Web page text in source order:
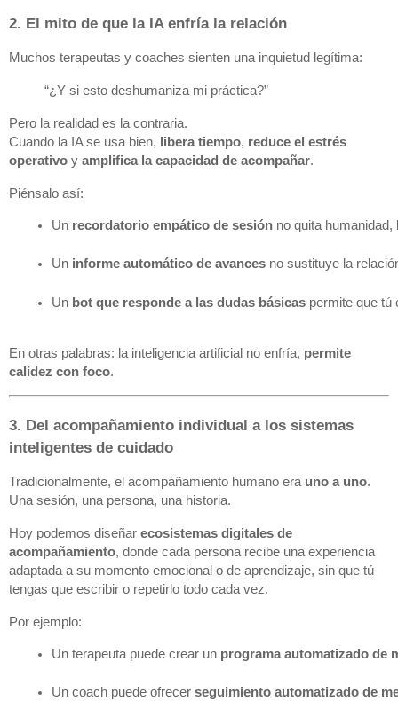
2. El mito de que la IA enfría la relación
Muchos terapeutas y coaches sienten una inquietud legítima:
“¿Y si esto deshumaniza mi práctica?”
Pero la realidad es la contraria.
Cuando la IA se usa bien,
libera tiempo, reduce el estrés
operativo y amplifica la capacidad de acompañar.
Piénsalo así:
Un recordatorio empático de sesión no quita humanidad,
Un informe automático de avances no sustituye la
Un bot que responde a las dudas básicas permite que tú
En otras palabras: la inteligencia artificial no enfría, permite
calidez con foco.
3. Del acompañamiento individual a los sistemas
inteligentes de cuidado
Tradicionalmente, el acompañamiento humano era uno a uno.
Una sesión, una persona, una historia.
Hoy podemos diseñar ecosistemas digitales de
acompañamiento, donde cada persona recibe una experiencia
adaptada a su momento emocional o de aprendizaje, sin que tú
tengas que escribir o repetirlo todo cada vez.
Por ejemplo:
Un terapeuta puede crear un programa automatizado de
Un coach puede ofrecer seguimiento automatizado de